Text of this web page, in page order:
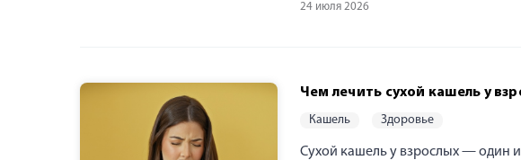
24 июля 2026
Чем лечить сухой кашель у
кашель здоровье
Сухой кашель у взрослых — один